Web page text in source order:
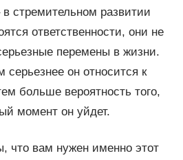
стремительном развитии
ответственности, они не
перемены в жизни.
он относится к
больше вероятность того,
момент он уйдет.
что вам нужен именно этот